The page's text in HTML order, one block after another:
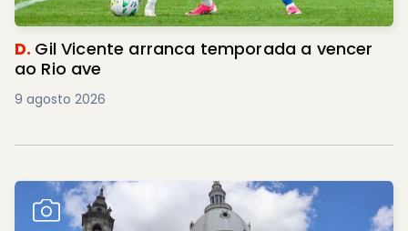
D. Gil Vicente arranca temporada a vencer
ao Rio ave
9 agosto 2026